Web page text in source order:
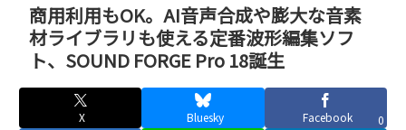
商用利用もOK。AI音声合成や膨大な音素
材ライブラリも使える定番波形編集ソフ
ト、SOUND FORGE Pro 18誕生
X Bluesky Facebook 0